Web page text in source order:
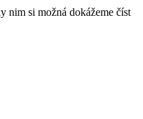
nim si možná dokážeme číst